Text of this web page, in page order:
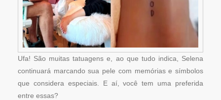
Ufa! São muitas tatuagens e, ao que tudo indica, Selena
continuará marcando sua pele com memórias e símbolos
que considera especiais. E aí, você tem uma preferida
entre essas?